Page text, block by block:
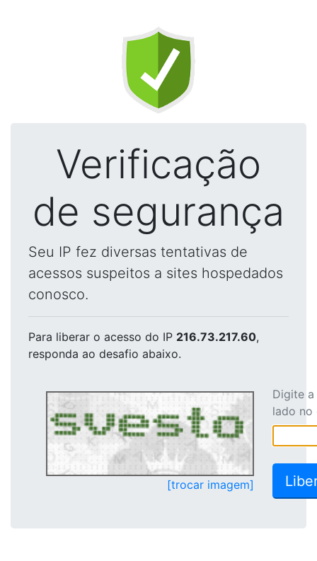
Verificação
de segurança
Seu IP fez diversas tentativas de
acessos suspeitos a sites hospedados
conosco.
Para liberar o acesso do IP 216.73.217.60,
responda ao desafio abaixo.
[trocar imagem]
Digite
lado no